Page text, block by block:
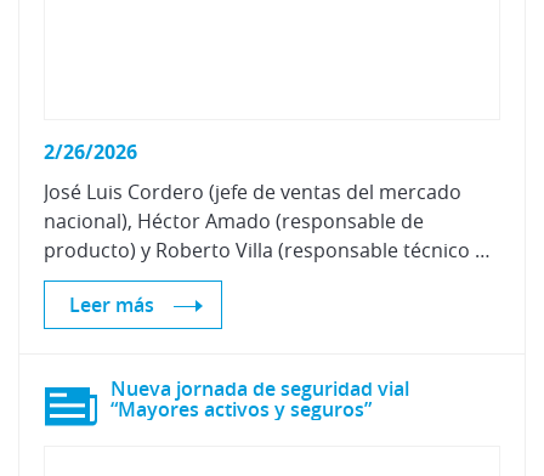
2/26/2026
José Luis Cordero (jefe de ventas del mercado
nacional), Héctor Amado (responsable de
producto) y Roberto Villa (responsable técnico de aplicación) de Sagola han visitado nuestras instalaciones para presentar las nuevas pistolas 4600 HEX y 3600 XPT.
Leer más
Nueva jornada de seguridad vial
“Mayores activos y seguros”